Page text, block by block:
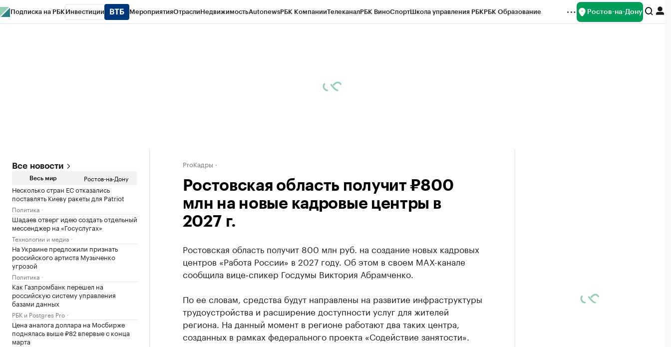
Подписка на РБК Инвестиции МероприятияОтраслиНедвижимостьAutonewsРБК КомпанииТелеканалРБК ВиноСпортШкола управления РБКРБК Образование Ростов-на-Дону
Все новости
Весь мир Ростов-на-Дону
Несколько стран ЕС отказались
поставлять Киеву ракеты для Patriot
Политика
Шадаев отверг идею создать отдельный
мессенджер на «Госуслугах»
Технологии и медиа
На Украине предложили признать
российского артиста Музыченко
угрозой
Политика
Как Газпромбанк перешел на
российскую систему управления
базами данных
РБК и Postgres Pro
Цена аналога доллара на Мосбирже
поднялась выше ₽82 впервые с конца
марта
ProКадры
Ростовская область получит ₽800
млн на новые кадровые центры в
2027 г.
Ростовская область получит 800 млн руб. на создание новых кадровых
центров «Работа России» в 2027 году. Об этом в своем MAX-канале
сообщила вице‑спикер Госдумы Виктория Абрамченко.
По ее словам, средства будут направлены на развитие инфраструктуры
трудоустройства и расширение доступности услуг для жителей
региона. На данный момент в регионе работают два таких центра,
созданных в рамках федерального проекта «Содействие занятости».